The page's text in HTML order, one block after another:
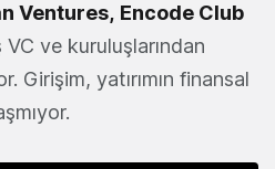
Ventures, Encode Club
VC ve kuruluşlarından
Girişim, yatırımın finansal